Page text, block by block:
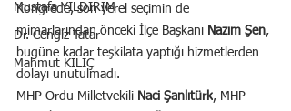
Mustafa YILDIRIM
Dr. Cengiz Tatar
Mahmut KILIÇ
Kongrede, son yerel seçimin de
mimarlarından önceki İlçe Başkanı Nazım Şen,
bugüne kadar teşkilata yaptığı hizmetlerden
dolayı unutulmadı.
MHP Ordu Milletvekili Naci Şanlıtürk, MHP